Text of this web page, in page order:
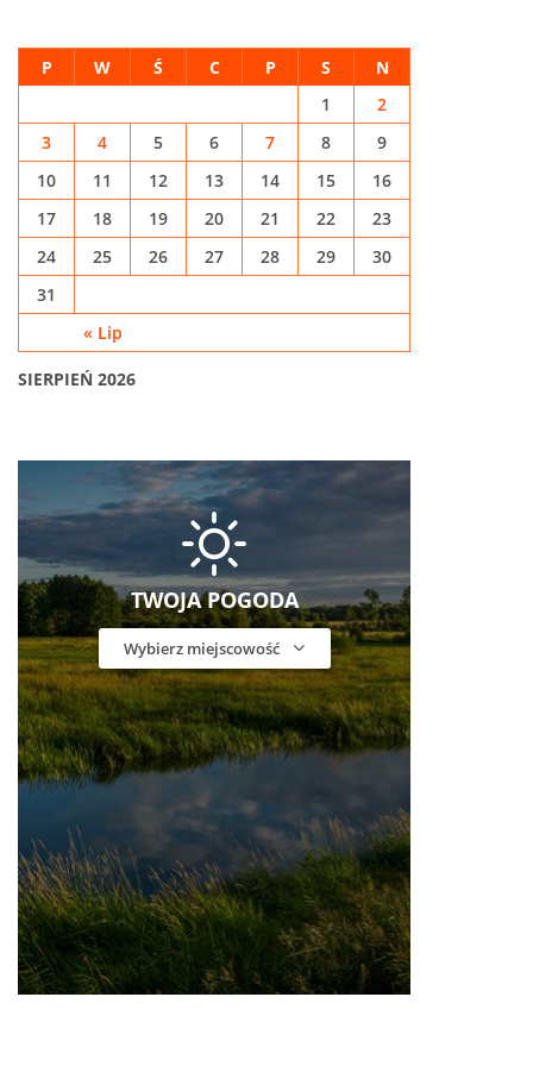
SIERPIEŃ 2026
P W Ś C P S N
« Lip
1
2
3
4 5 6 7 8
9
10
11 12 13 14 15
16
17
18 19 20 21 22
23
24
25 26 27 28 29
30
31
TWOJA POGODA
Wybierz miejscowość